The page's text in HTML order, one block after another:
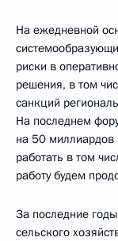
На ежедневной
риски в
решения, в том
санкций
На последнем
на 50 миллиардов
работать в том
работу будем
За последние
сельского